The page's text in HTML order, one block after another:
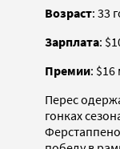
Возраст: 33
Зарплата:
Премии: $16
Перес
гонках